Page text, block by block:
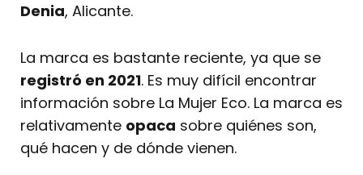
Denia, Alicante.
La marca es bastante reciente, ya que se
registró en 2021. Es muy difícil encontrar
información sobre La Mujer Eco. La marca es
relativamente opaca sobre quiénes son,
qué hacen y de dónde vienen.